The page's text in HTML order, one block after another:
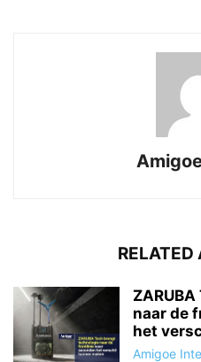
RELATED
naar de
het
Amigoe